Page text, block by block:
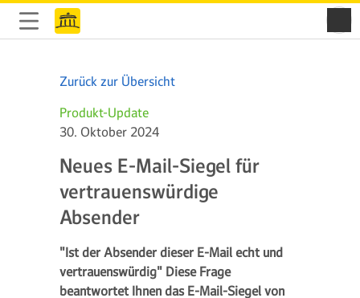
Zurück zur Übersicht
Produkt-Update
30. Oktober 2024
Neues E-Mail-Siegel für
vertrauenswürdige
Absender
"Ist der Absender dieser E-Mail echt und
vertrauenswürdig" Diese Frage
beantwortet Ihnen das E-Mail-Siegel von